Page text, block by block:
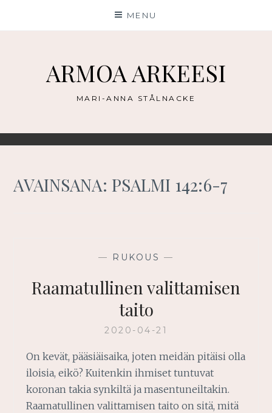
MENU
ARMOA ARKEESI
MARI-ANNA STÅLNACKE
AVAINSANA:PSALMI 142:6-7
— RUKOUS —
Raamatullinen valittamisen
taito
2020-04-21
On kevät, pääsiäisaika, joten meidän pitäisi olla
iloisia, eikö? Kuitenkin ihmiset tuntuvat
koronan takia synkiltä ja masentuneiltakin.
Raamatullinen valittamisen taito on sitä, mitä